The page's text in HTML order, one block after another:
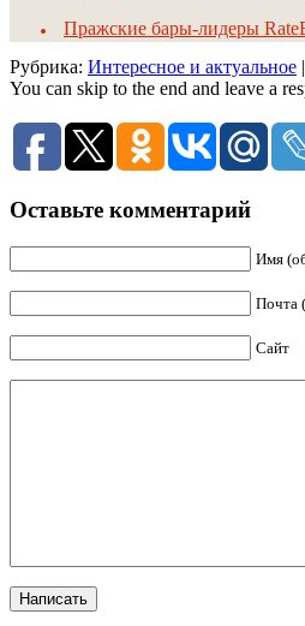
Пражские бары-лидеры
Рубрика: Интересное и актуальное
You can skip to the end and leave a
Оставьте комментарий
Имя
Почта
Сайт